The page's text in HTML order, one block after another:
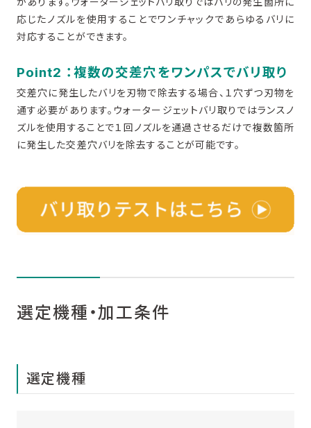
応じたノズルを使用することでワンチャックであらゆるバリに
対応することができます。
Point2 ：複数の交差穴をワンパスでバリ取り
交差穴に発生したバリを刃物で除去する場合、１穴ずつ刃物を
通す必要があります。ウォータージェットバリ取りではランスノ
ズルを使用することで１回ノズルを通過させるだけで複数箇所
に発生した交差穴バリを除去することが可能です。
選定機種・加工条件
選定機種